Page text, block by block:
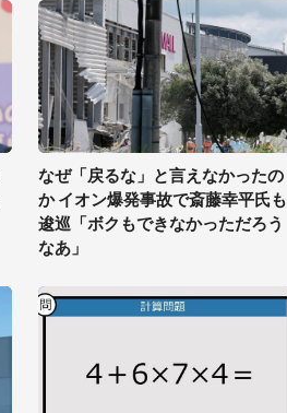
なぜ「戻るな」と言えなかったの
か イオン爆発事故で斎藤幸平氏も
逡巡「ボクもできなかっただろう
なあ」